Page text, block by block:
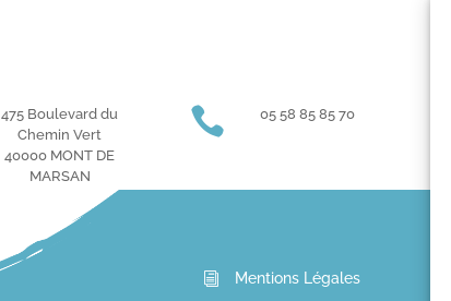
475 Boulevard du
Chemin Vert
40000 MONT DE
MARSAN
 05 58 85 85 70
i Mentions Légales